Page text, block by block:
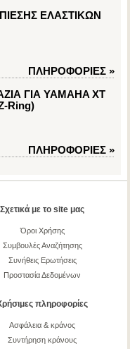
ΕΛΑΣΤΙΚΩΝ
ΠΛΗΡΟΦΟΡΙΕΣ »
ΓΙΑ YAMAHA XT
Ring)
ΠΛΗΡΟΦΟΡΙΕΣ »
Σχετικά με το site μας
Όροι Χρήσης
Συμβουλές Αναζήτησης
Συνήθεις Ερωτήσεις
Προστασία Δεδομένων
πληροφορίες
Ασφάλεια & κράνος
Συντήρηση κράνους